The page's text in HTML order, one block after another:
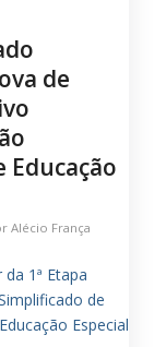
de
Alécio França
1ª Etapa
de
Especial